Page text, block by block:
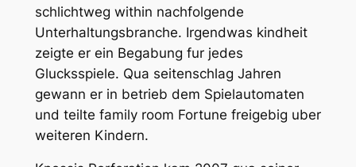
schlichtweg within nachfolgende
Unterhaltungsbranche. Irgendwas kindheit
zeigte er ein Begabung fur jedes
Glucksspiele. Qua seitenschlag Jahren
gewann er in betrieb dem Spielautomaten
und teilte family room Fortune freigebig uber
weiteren Kindern.